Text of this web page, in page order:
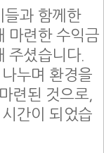
들과 함께한
마련한 수익금
주셨습니다.
누며 환경을
련된 것으로,
간이 되었습